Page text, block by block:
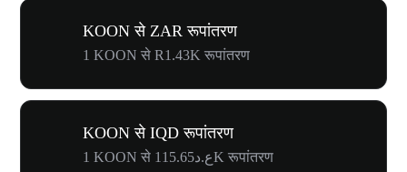
KOON से ZAR रूपांतरण
1 KOON से R1.43K रूपांतरण
KOON से IQD रूपांतरण
1 KOON से ع.د115.65K रूपांतरण